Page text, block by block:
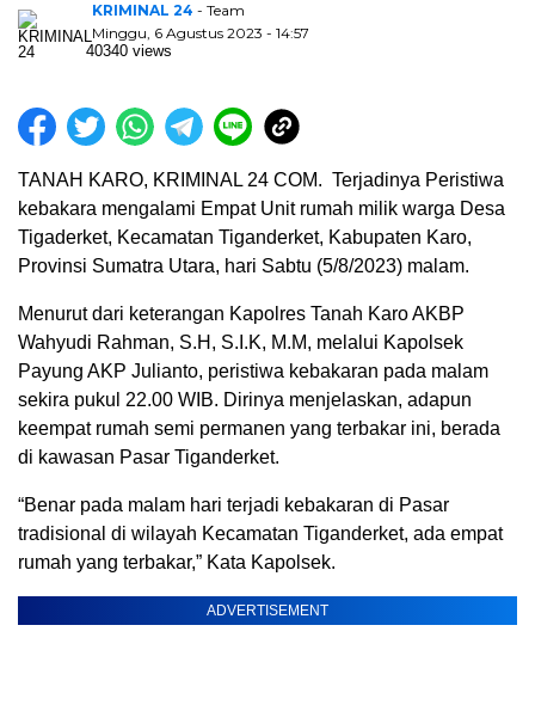
KRIMINAL 24 - Team
Minggu, 6 Agustus 2023 - 14:57
40340 views
TANAH KARO, KRIMINAL 24 COM. Terjadinya Peristiwa
kebakara mengalami Empat Unit rumah milik warga Desa
Tigaderket, Kecamatan Tiganderket, Kabupaten Karo,
Provinsi Sumatra Utara, hari Sabtu (5/8/2023) malam.
Menurut dari keterangan Kapolres Tanah Karo AKBP
Wahyudi Rahman, S.H, S.I.K, M.M, melalui Kapolsek
Payung AKP Julianto, peristiwa kebakaran pada malam
sekira pukul 22.00 WIB. Dirinya menjelaskan, adapun
keempat rumah semi permanen yang terbakar ini, berada
di kawasan Pasar Tiganderket.
“Benar pada malam hari terjadi kebakaran di Pasar
tradisional di wilayah Kecamatan Tiganderket, ada empat
rumah yang terbakar,” Kata Kapolsek.
ADVERTISEMENT